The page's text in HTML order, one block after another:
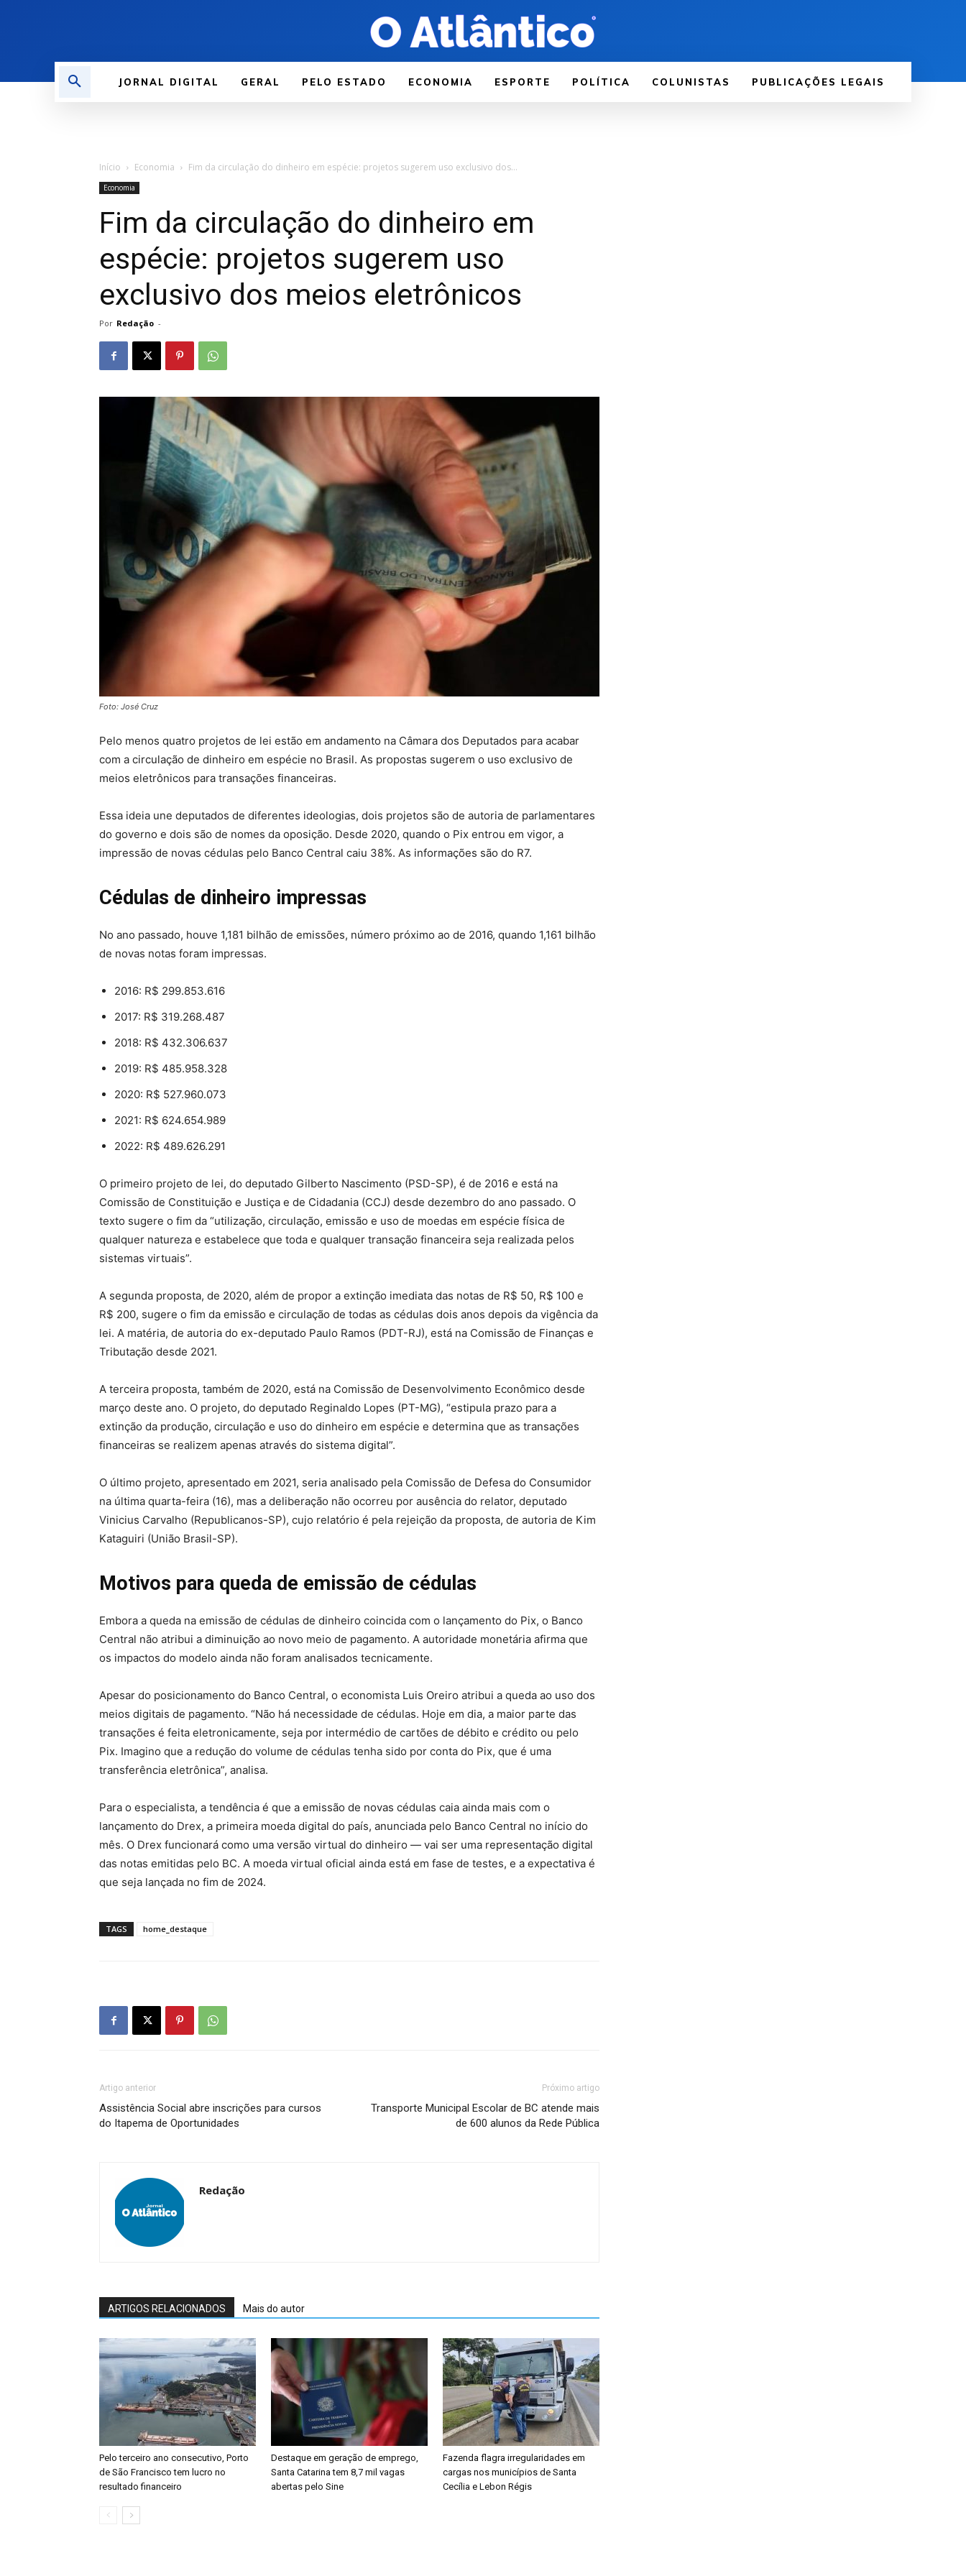
JORNAL DIGITAL GERAL PELO ESTADO ECONOMIA ESPORTE POLÍTICA COLUNISTAS PUBLICAÇÕES LEGAIS
Início Economia Fim da circulação do dinheiro em espécie: projetos sugerem uso exclusivo dos...
Economia
Fim da circulação do dinheiro em
espécie: projetos sugerem uso
exclusivo dos meios eletrônicos
Por Redação -
Foto: José Cruz
Pelo menos quatro projetos de lei estão em andamento na Câmara dos Deputados para acabar
com a circulação de dinheiro em espécie no Brasil. As propostas sugerem o uso exclusivo de
meios eletrônicos para transações financeiras.
Essa ideia une deputados de diferentes ideologias, dois projetos são de autoria de parlamentares
do governo e dois são de nomes da oposição. Desde 2020, quando o Pix entrou em vigor, a
impressão de novas cédulas pelo Banco Central caiu 38%. As informações são do R7.
Cédulas de dinheiro impressas
No ano passado, houve 1,181 bilhão de emissões, número próximo ao de 2016, quando 1,161 bilhão
de novas notas foram impressas.
2016: R$ 299.853.616
2017: R$ 319.268.487
2018: R$ 432.306.637
2019: R$ 485.958.328
2020: R$ 527.960.073
2021: R$ 624.654.989
2022: R$ 489.626.291
O primeiro projeto de lei, do deputado Gilberto Nascimento (PSD-SP), é de 2016 e está na
Comissão de Constituição e Justiça e de Cidadania (CCJ) desde dezembro do ano passado. O
texto sugere o fim da “utilização, circulação, emissão e uso de moedas em espécie física de
qualquer natureza e estabelece que toda e qualquer transação financeira seja realizada pelos
sistemas virtuais”.
A segunda proposta, de 2020, além de propor a extinção imediata das notas de R$ 50, R$ 100 e
R$ 200, sugere o fim da emissão e circulação de todas as cédulas dois anos depois da vigência da
lei. A matéria, de autoria do ex-deputado Paulo Ramos (PDT-RJ), está na Comissão de Finanças e
Tributação desde 2021.
A terceira proposta, também de 2020, está na Comissão de Desenvolvimento Econômico desde
março deste ano. O projeto, do deputado Reginaldo Lopes (PT-MG), “estipula prazo para a
extinção da produção, circulação e uso do dinheiro em espécie e determina que as transações
financeiras se realizem apenas através do sistema digital”.
O último projeto, apresentado em 2021, seria analisado pela Comissão de Defesa do Consumidor
na última quarta-feira (16), mas a deliberação não ocorreu por ausência do relator, deputado
Vinicius Carvalho (Republicanos-SP), cujo relatório é pela rejeição da proposta, de autoria de Kim
Kataguiri (União Brasil-SP).
Motivos para queda de emissão de cédulas
Embora a queda na emissão de cédulas de dinheiro coincida com o lançamento do Pix, o Banco
Central não atribui a diminuição ao novo meio de pagamento. A autoridade monetária afirma que
os impactos do modelo ainda não foram analisados tecnicamente.
Apesar do posicionamento do Banco Central, o economista Luis Oreiro atribui a queda ao uso dos
meios digitais de pagamento. “Não há necessidade de cédulas. Hoje em dia, a maior parte das
transações é feita eletronicamente, seja por intermédio de cartões de débito e crédito ou pelo
Pix. Imagino que a redução do volume de cédulas tenha sido por conta do Pix, que é uma
transferência eletrônica”, analisa.
Para o especialista, a tendência é que a emissão de novas cédulas caia ainda mais com o
lançamento do Drex, a primeira moeda digital do país, anunciada pelo Banco Central no início do
mês. O Drex funcionará como uma versão virtual do dinheiro — vai ser uma representação digital
das notas emitidas pelo BC. A moeda virtual oficial ainda está em fase de testes, e a expectativa é
que seja lançada no fim de 2024.
TAGS home_destaque
Artigo anterior
Assistência Social abre inscrições para cursos
do Itapema de Oportunidades
Próximo artigo
Transporte Municipal Escolar de BC atende mais
de 600 alunos da Rede Pública
Redação
ARTIGOS RELACIONADOS Mais do autor
Pelo terceiro ano consecutivo, Porto
de São Francisco tem lucro no
resultado financeiro
Destaque em geração de emprego,
Santa Catarina tem 8,7 mil vagas
abertas pelo Sine
Fazenda flagra irregularidades em
cargas nos municípios de Santa
Cecília e Lebon Régis